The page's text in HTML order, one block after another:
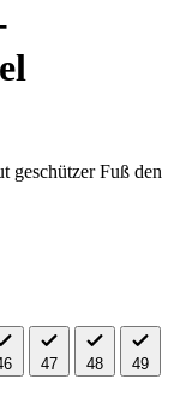
geschützer Fuß den
47 48 49